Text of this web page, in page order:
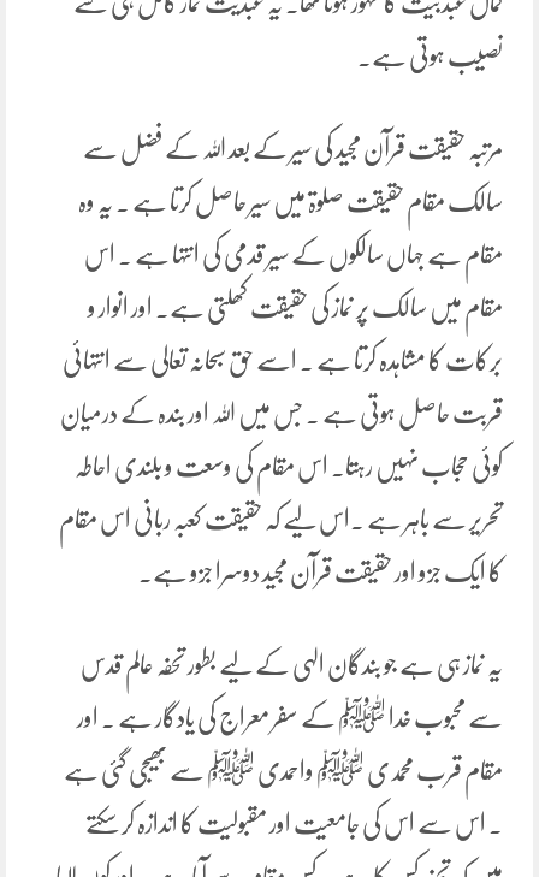
نصیب ہوتی ہے۔
مرتبہ حقیقت قرآن مجید کی سیر کے بعد اللہ کے فضل سے
سالک مقام حقیقت صلوۃ میں سیر حاصل کرتا ہے ۔ یہ وہ
مقام ہے جہاں سالکوں کے سیر قدمی کی انتہا ہے ۔ اس
مقام میں سالک پر نماز کی حقیقت کھلتی ہے۔ اور انوار و
برکات کا مشاہدہ کرتا ہے ۔ اسے حق سبحانہ تعالی سے انتہائی
قربت حاصل ہوتی ہے ۔ جس میں اللہ اور بندہ کے درمیان
کوئی حجاب نہیں رہتا۔ اس مقام کی وسعت و بلندی احاطہ
تحریر سے باہر ہے ۔اس لیے کہ حقیقت کعبہ ربانی اس مقام
کا ایک جزو اور حقیقت قرآن مجید دوسرا جزو ہے۔
یہ نماز ہی ہے جو بندگان الہی کے لیے بطور تحفہ عالم قدس
سے محبوب خدا ﷺ کے سفر معراج کی یادگار ہے ۔ اور
مقام قرب محمدی ﷺ واحمدی ﷺ سے بھیجی گئی ہے
۔ اس سے اس کی جامعیت اور مقبولیت کا اندازہ کر سکتے